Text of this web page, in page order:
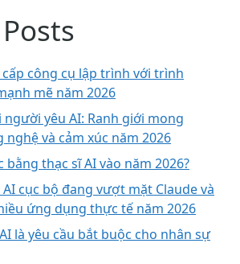
công cụ lập trình với trình
mẽ năm 2026
yêu AI: Ranh giới mong
và cảm xúc năm 2026
bằng thạc sĩ AI vào năm 2026?
cục bộ đang vượt mặt Claude và
ứng dụng thực tế năm 2026
là yêu cầu bắt buộc cho nhân sự